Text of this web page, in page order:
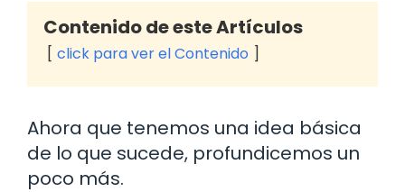
Contenido de este Artículos
click para ver el Contenido
Ahora que tenemos una idea básica
de lo que sucede, profundicemos un
poco más.